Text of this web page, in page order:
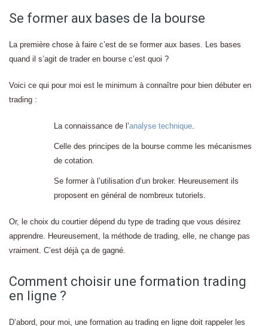
Se former aux bases de la bourse
La première chose à faire c’est de se former aux bases. Les bases
quand il s’agit de trader en bourse c’est quoi ?
Voici ce qui pour moi est le minimum à connaître pour bien débuter en
trading :
La connaissance de l’analyse technique.
Celle des principes de la bourse comme les mécanismes
de cotation.
Se former à l’utilisation d’un broker. Heureusement ils
proposent en général de nombreux tutoriels.
Or, le choix du courtier dépend du type de trading que vous désirez
apprendre. Heureusement, la méthode de trading, elle, ne change pas
vraiment. C’est déjà ça de gagné.
Comment choisir une formation trading
en ligne ?
D’abord, pour moi, une formation au trading en ligne doit rappeler les